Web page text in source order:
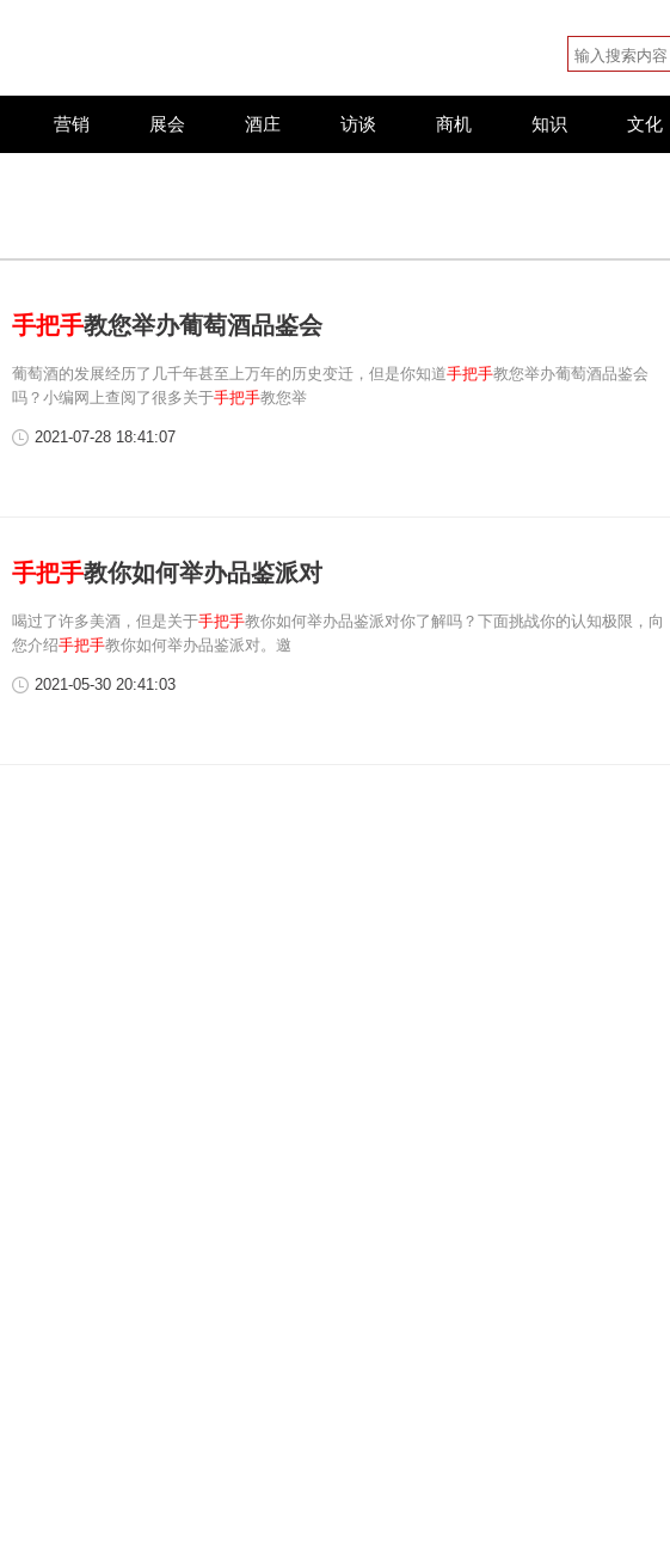
营销 展会 酒庄 访谈 商机 知识 文化
手把手教您举办葡萄酒品鉴会
葡萄酒的发展经历了几千年甚至上万年的历史变迁，但是你知道手把手教您举办葡萄酒品鉴会
吗？小编网上查阅了很多关于手把手教您举
2021-07-28 18:41:07
手把手教你如何举办品鉴派对
喝过了许多美酒，但是关于手把手教你如何举办品鉴派对你了解吗？下面挑战你的认知极限，向
您介绍手把手教你如何举办品鉴派对。邀
2021-05-30 20:41:03